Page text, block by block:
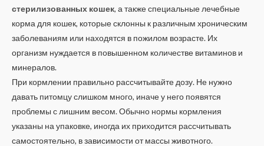
стерилизованных кошек, а также специальные лечебные
корма для кошек, которые склонны к различным хроническим
заболеваниям или находятся в пожилом возрасте. Их
организм нуждается в повышенном количестве витаминов и
минералов.
При кормлении правильно рассчитывайте дозу. Не нужно
давать питомцу слишком много, иначе у него появятся
проблемы с лишним весом. Обычно нормы кормления
указаны на упаковке, иногда их приходится рассчитывать
самостоятельно, в зависимости от массы животного.